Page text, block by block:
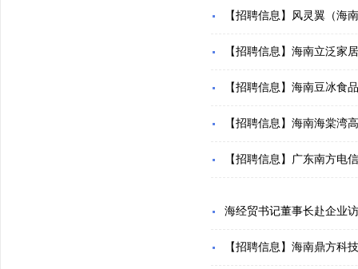
【招聘信息】风灵翼（海
【招聘信息】海南立泛家
【招聘信息】海南豆冰食
【招聘信息】海南海棠湾
【招聘信息】广东南方电
海经贸书记董事长赴企业
【招聘信息】海南鼎方科